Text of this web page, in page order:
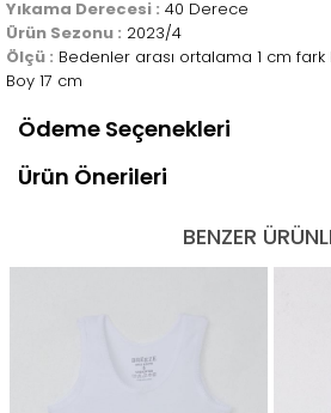
Yıkama Derecesi : 40 Derece
Ürün Sezonu : 2023/4
Ölçü : Bedenler arası ortalama 1 cm fark
Boy 17 cm
Ödeme Seçenekleri
Ürün Önerileri
BENZER